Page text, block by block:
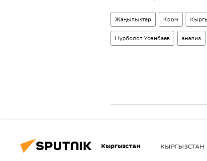
Жаңылыктар Коом
Нурболот Үсөнбаев анализ
Кыргызстан КЫРГЫЗСТАН